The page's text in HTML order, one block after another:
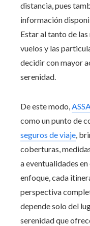
distancia, pues
información
Estar al tanto de
vuelos y las
decidir con mayor
serenidad.
De este modo,
como un punto de
seguros de viaje,
coberturas,
a eventualidades
enfoque, cada
perspectiva
depende solo del
serenidad que